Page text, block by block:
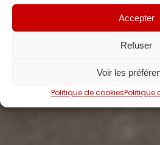
Accepter
Refuser
Voir les
Politique de cookiesPolitique